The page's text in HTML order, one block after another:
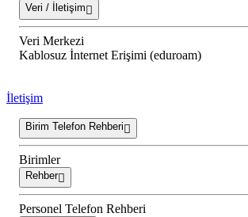
Veri / İletişim
Veri Merkezi
Kablosuz İnternet Erişimi (eduroam)
İletişim
Birim Telefon Rehberi
Birimler
Rehber
Personel Telefon Rehberi